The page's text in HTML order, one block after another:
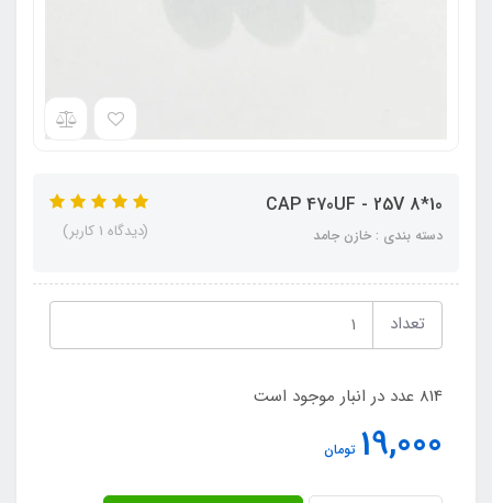
CAP 470UF - 25V 8*10
دسته بندی : خازن جامد (دیدگاه 1 کاربر)
تعداد
814 عدد در انبار موجود است
19,000 تومان